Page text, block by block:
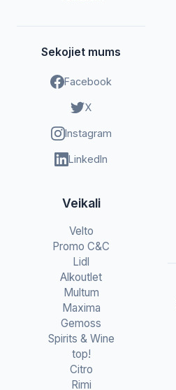
Sekojiet mums
Facebook
X
Instagram
LinkedIn
Veikali
Velto
Promo C&C
Lidl
Alkoutlet
Multum
Maxima
Gemoss
Spirits & Wine
top!
Citro
Rimi